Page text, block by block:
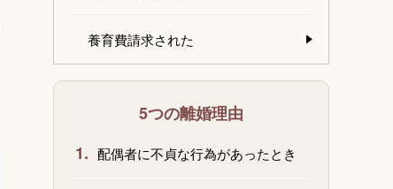
養育費請求された
5つの離婚理由
1. 配偶者に不貞な行為があったとき